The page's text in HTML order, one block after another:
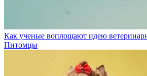
Как ученые воплощают идею
Питомцы